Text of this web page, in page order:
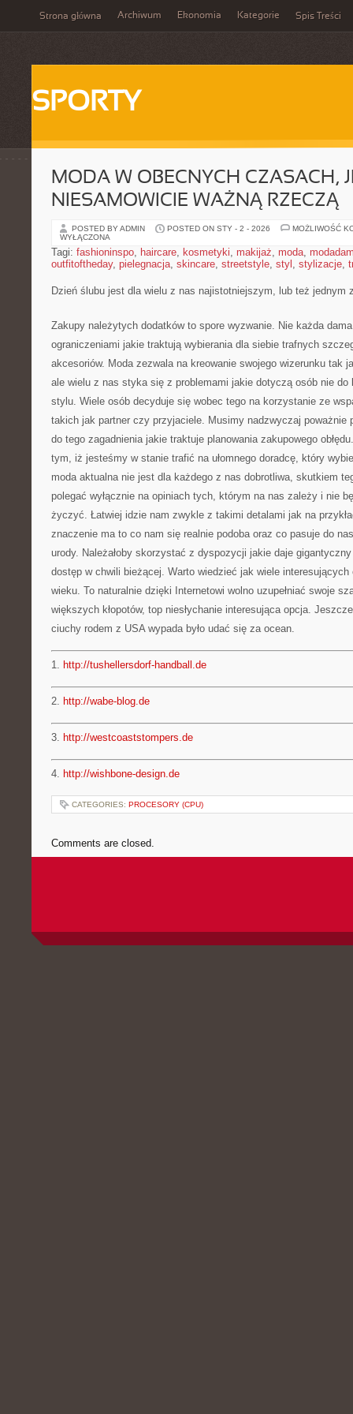
Strona główna Archiwum Ekonomia Kategorie Spis Treści
SPORTY
MODA W OBECNYCH CZASACH,
NIESAMOWICIE WAŻNĄ RZECZĄ
POSTED BY ADMIN POSTED ON STY - 2 - 2026
MOŻLIWOŚĆ
WYŁĄCZONA
Tagi: fashioninspo, haircare, kosmetyki, makijaż, moda,
outfitoftheday, pielegnacja, skincare, streetstyle, styl , stylizacje,
Dzień ślubu jest dla wielu z nas najistotniejszym, lub też jednym
Zakupy należytych dodatków to spore wyzwanie. Nie każda
ograniczeniami jakie traktują wybierania dla siebie trafnych
akcesoriów. Moda zezwala na kreowanie swojego wizerunku tak
ale wielu z nas styka się z problemami jakie dotyczą osób nie do
stylu. Wiele osób decyduje się wobec tego na korzystanie ze
takich jak partner czy przyjaciele. Musimy nadzwyczaj poważnie
do tego zagadnienia jakie traktuje planowania zakupowego
tym, iż jesteśmy w stanie trafić na ułomnego doradcę, który
moda aktualna nie jest dla każdego z nas dobrotliwa, skutkiem
polegać wyłącznie na opiniach tych, którym na nas zależy i nie
życzyć. Łatwiej idzie nam zwykle z takimi detalami jak na
znaczenie ma to co nam się realnie podoba oraz co pasuje do
urody. Należałoby skorzystać z dyspozycji jakie daje
dostęp w chwili bieżącej. Warto wiedzieć jak wiele
wieku. To naturalnie dzięki Internetowi wolno uzupełniać swoje
większych kłopotów, top niesłychanie interesująca opcja.
ciuchy rodem z USA wypada było udać się za ocean.
1. http://tushellersdorf-handball.de
2. http://wabe-blog.de
3. http://westcoaststompers.de
4. http://wishbone-design.de
CATEGORIES: PROCESORY (CPU)
Comments are closed.